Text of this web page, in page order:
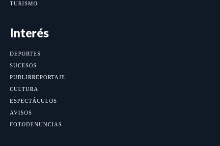
TURISMO
Interés
DEPORTES
SUCESOS
PUBLIRREPORTAJE
CULTURA
ESPECTÁCULOS
AVISOS
FOTODENUNCIAS